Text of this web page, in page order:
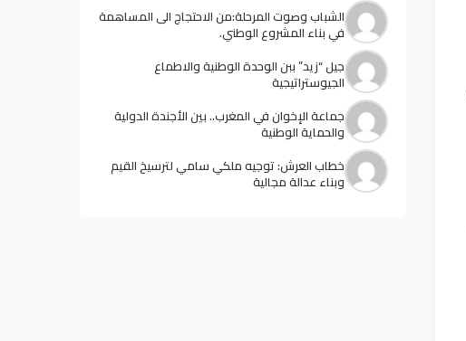
الشباب وصوت المرحلة:من الاحتجاج الى المساهمة
في بناء المشروع الوطني.
جيل “زيد” ببن الوحدة الوطنية والاطماع
الجيوستراتيجية
جماعة الإخوان في المغرب.. بين الأجندة الدولية
والحماية الوطنية
خطاب العرش: توجيه ملكي سامي لترسيخ القيم
وبناء عدالة مجالية